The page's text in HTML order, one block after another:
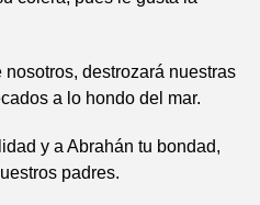
destrozará nuestras
a lo hondo del mar.
y a Abrahán tu bondad,
padres.